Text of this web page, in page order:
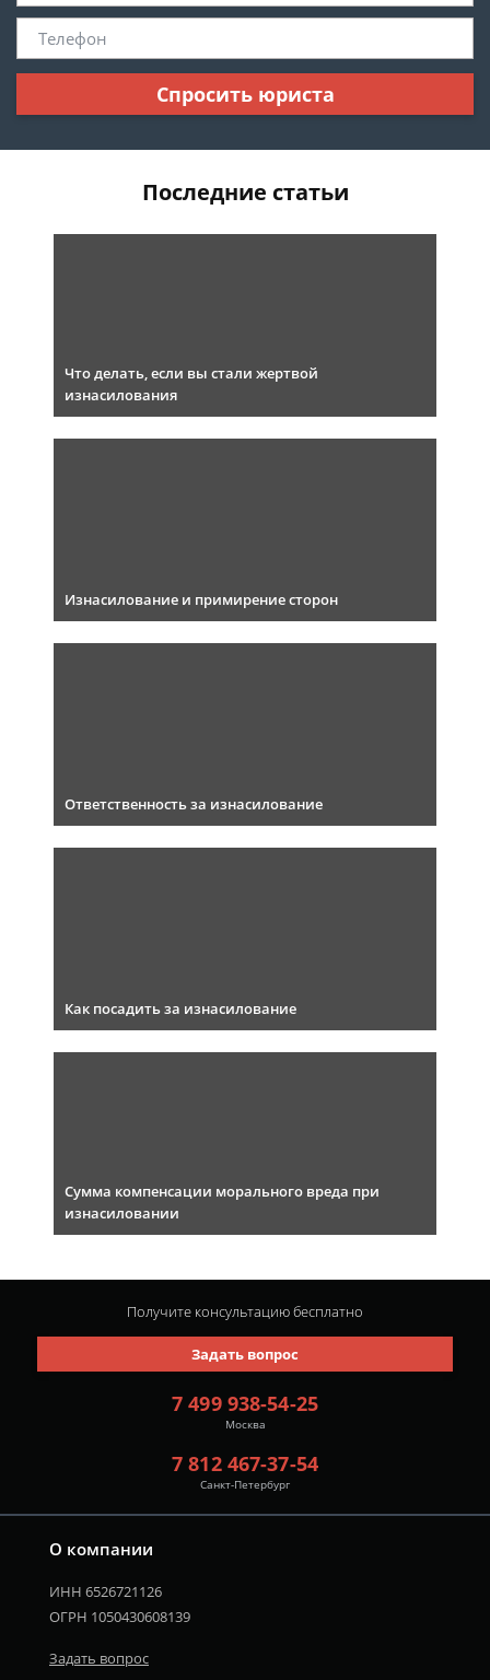
Спросить юриста
Последние статьи
Что делать, если вы стали жертвой
изнасилования
Изнасилование и примирение сторон
Ответственность за изнасилование
Как посадить за изнасилование
Сумма компенсации морального вреда при
изнасиловании
О компании
ИНН 6526721126
ОГРН 1050430608139
Задать вопрос
7 499 938-54-25
Москва
7 812 467-37-54
Санкт-Петербург
Задать вопрос
Получите консультациюбесплатно